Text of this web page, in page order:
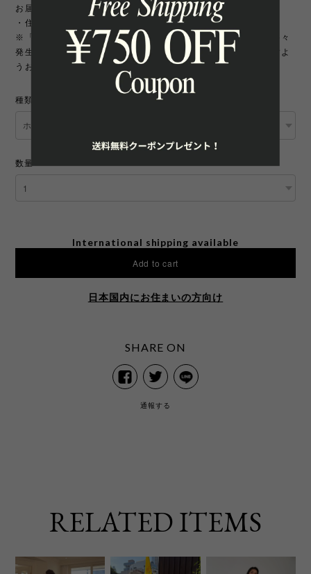
お届け先について
・住所変更には追加手数料が発生いたします。
※「町名・丁目番地・部屋番号」の住所不備による配送遅延が多々
発生しております。宛先を十分にご確認の上ご注文いただきますよ
うお願いいたします。
種類
数量
International shipping available
Add to cart
日本国内にお住まいの方向け
SHARE ON
通報する
RELATED ITEMS